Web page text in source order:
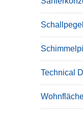
Technical